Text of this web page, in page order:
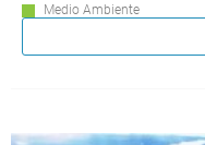
Medio Ambiente